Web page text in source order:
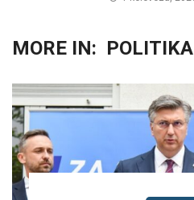
MORE IN: POLITIKA